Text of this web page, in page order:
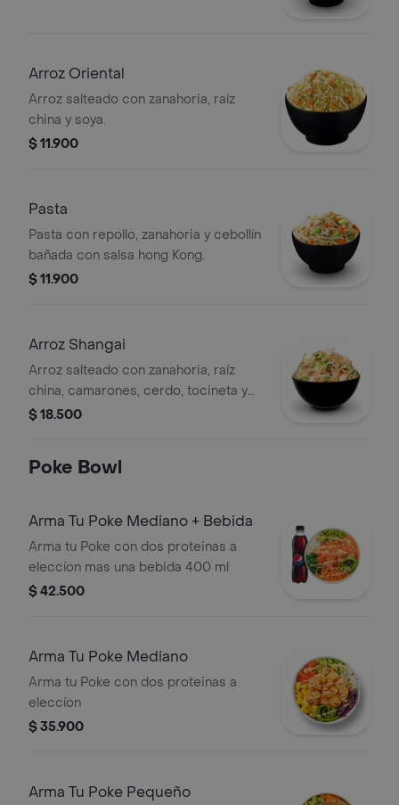
Arroz Oriental
Arroz salteado con zanahoria, raíz
china y soya.
$ 11.900
Pasta
Pasta con repollo, zanahoria y cebollín
bañada con salsa hong Kong.
$ 11.900
Arroz Shangai
Arroz salteado con zanahoria, raíz
china, camarones, cerdo, tocineta y
soya.
$ 18.500
Poke Bowl
Arma Tu Poke Mediano + Bebida
Arma tu Poke con dos proteinas a
eleccíon mas una bebida 400 ml
$ 42.500
Arma Tu Poke Mediano
Arma tu Poke con dos proteinas a
eleccíon
$ 35.900
Arma Tu Poke Pequeño